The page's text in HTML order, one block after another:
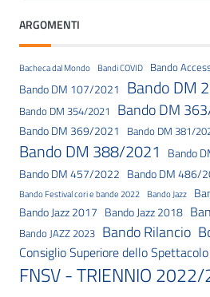
ARGOMENTI
Bacheca dal Mondo Bandi COVID Bando
Bando DM 107/2021 Bando DM
Bando DM 354/2021 Bando DM
Bando DM 369/2021 Bando DM 381/
Bando DM 388/2021 Bando
Bando DM 457/2022 Bando DM 486/
Bando Festival cori e bande 2022 Bando Jazz
Bando Jazz 2017 Bando Jazz 2018
Bando JAZZ 2023 Bando Rilancio
Consiglio Superiore dello Spettacolo
FNSV - TRIENNIO